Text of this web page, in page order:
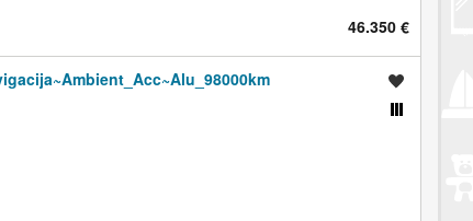
46.350 €